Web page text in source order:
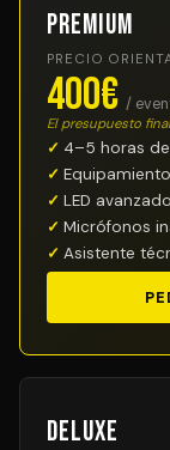
Premium
PRECIO
400€ /
El presupuesto
4–5 horas
LED avanzado
Micrófonos
Asistente
Deluxe